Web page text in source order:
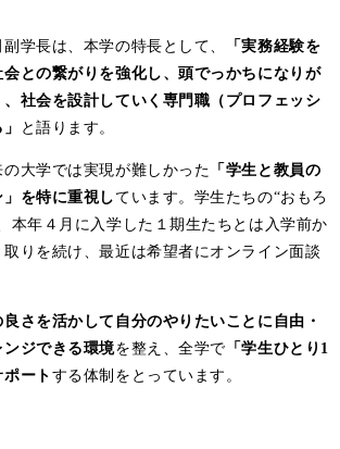
学長は、本学の特長として、
「実務経験を
との繋がりを強化し、頭でっかちになりが
社会を設計していく専門職（プロフェッシ
と語ります。
大学では実現が難しかった 「学生と教員の
を特に重視しています。学生たちの“おもろ
本年４月に入学した１期生たちとは入学前か
りを続け、最近は希望者にオンライン面談
さを活かして自分のやりたいことに自由・
ジできる環境を整え、全学で 「学生ひとり1
ート する体制をとっています。